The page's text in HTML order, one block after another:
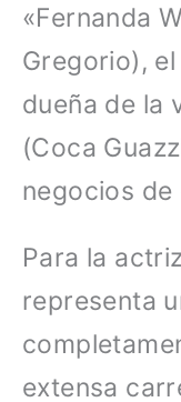
«Fernanda
Gregorio),
dueña de la
(Coca
negocios de
Para la
representa
extensa